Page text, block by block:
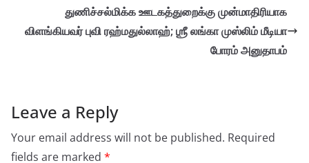
துணிச்சல்மிக்க ஊடகத்துறைக்கு முன்மாதிரியாக
விளங்கியவர் புவி ரஹ்மதுல்லாஹ்; ஶ்ரீ லங்கா முஸ்லிம் மீடியா
போரம் அனுதாபம்
Leave a Reply
Your email address will not be published. Required
fields are marked *